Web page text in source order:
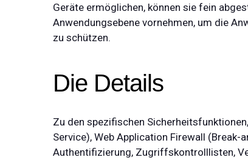
Geräte ermöglichen, können sie fein
Anwendungsebene vornehmen, um die
zu schützen.
Die Details
Zu den spezifischen
Service), Web Application Firewall
Authentifizierung, Zugriffskontrolllisten,